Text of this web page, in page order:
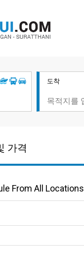
도착
가격
From All Locations